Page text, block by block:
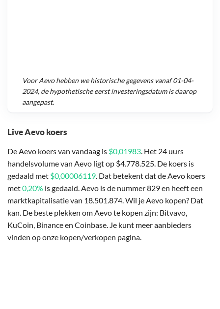
Live Aevo koers
De Aevo koers van vandaag is $0,01983. Het 24 uurs
handelsvolume van Aevo ligt op $4.778.525. De koers is
gedaald met $0,00006119. Dat betekent dat de Aevo koers
met0,20% is gedaald. Aevo is de nummer 829 en heeft een
marktkapitalisatie van 18.501.874. Wil je Aevo kopen? Dat
kan. De beste plekken om Aevo te kopen zijn: Bitvavo,
KuCoin, Binance en Coinbase. Je kunt meer aanbieders
vinden op onze kopen/verkopen pagina.
VoorAevohebben we historische gegevens vanaf01-04-
2024, de hypothetische eerst investeringsdatum is daarop
aangepast.